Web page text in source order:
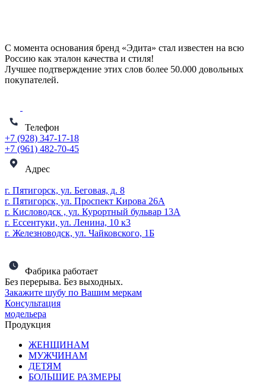
С момента основания бренд «Эдита» стал известен на всю
Россию как эталон качества и стиля!
Лучшее подтверждение этих слов более 50.000 довольных
покупателей.
Телефон
+7 (928) 347-17-18
+7 (961) 482-70-45
Адрес
г. Пятигорск, ул. Беговая, д. 8
г. Пятигорск, ул. Проспект Кирова 26А
г. Кисловодск , ул. Курортный бульвар 13А
г. Ессентуки, ул. Ленина, 10 к3
г. Железноводск, ул. Чайковского, 1Б
Фабрика работает
Без перерыва. Без выходных.
Закажите шубу по Вашим меркам
Консультация
модельера
Продукция
ЖЕНЩИНАМ
МУЖЧИНАМ
ДЕТЯМ
БОЛЬШИЕ РАЗМЕРЫ